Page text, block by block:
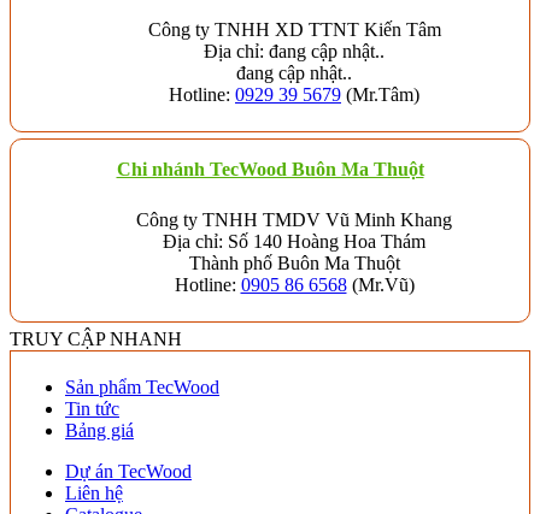
Công ty TNHH XD TTNT Kiến Tâm
Địa chỉ: đang cập nhật..
đang cập nhật..
Hotline: 0929 39 5679 (Mr.Tâm)
Chi nhánh TecWood Buôn Ma Thuột
Công ty TNHH TMDV Vũ Minh Khang
Địa chỉ: Số 140 Hoàng Hoa Thám
Thành phố Buôn Ma Thuột
Hotline: 0905 86 6568(Mr.Vũ)
TRUY CẬP NHANH
Sản phẩm TecWood
Tin tức
Bảng giá
Dự án TecWood
Liên hệ